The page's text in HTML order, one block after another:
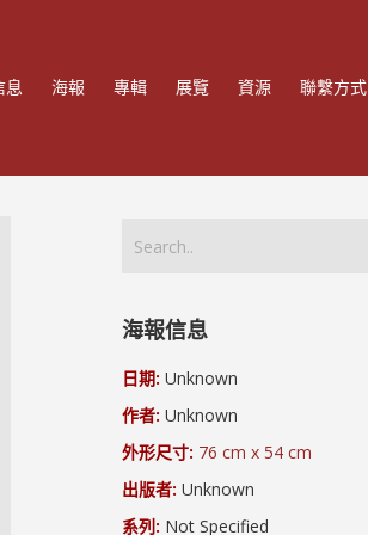
息 海報 專輯 展覽 資源 聯繫方式
海報信息
日期: Unknown
作者: Unknown
外形尺寸: 76 cm x 54 cm
出版者: Unknown
系列: Not Specified